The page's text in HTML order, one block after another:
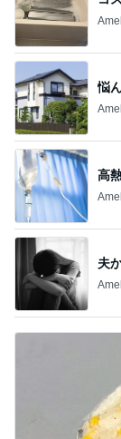
悩
高
夫